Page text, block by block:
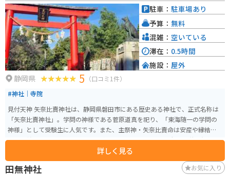
地から参拝者が訪れます。
静岡県 5 （口コミ1件）
#神社｜寺院
見付天神 矢奈比賣神社は、静岡県磐田市にある歴史ある神社で、正式名称は
「矢奈比賣神社」。学問の神様である菅原道真を祀り、「東海随一の学問の
神様」として受験生に人気です。また、主祭神・矢奈比賣命は安産や縁結び
のご利益でも知られています。 境内には、怪物を退治した犬の伝説で有名な
「霊犬・悉平太郎」を祀る神社があり、ペットと参拝できる珍しいスポット
としても注目されています。この伝説は地域に根付き、磐田市のキャラクター
「しっぺい」の由来にもなっています。 春には隣接するつつじ公園で桜やツ
詳しく見る
駐車： 駐車場あり
予算： 無料
混雑： 空いている
滞在： 0.5時間
施設： 屋外
田無神社 お気に入り